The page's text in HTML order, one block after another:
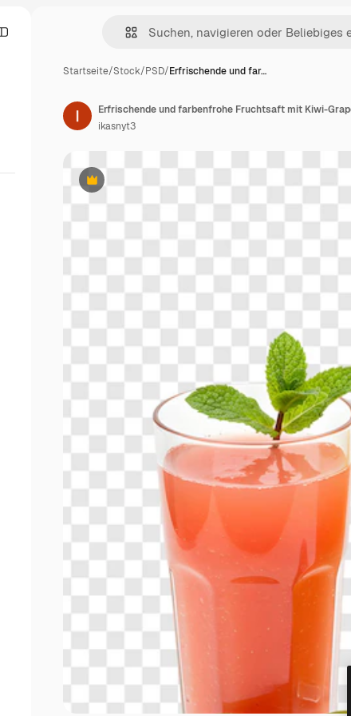
Startseite/Stock/PSD/Erfrischende und far…
Premium
Erfrischende und farbenfrohe Fruchtsaft mit Kiwi-
ikasnyt3